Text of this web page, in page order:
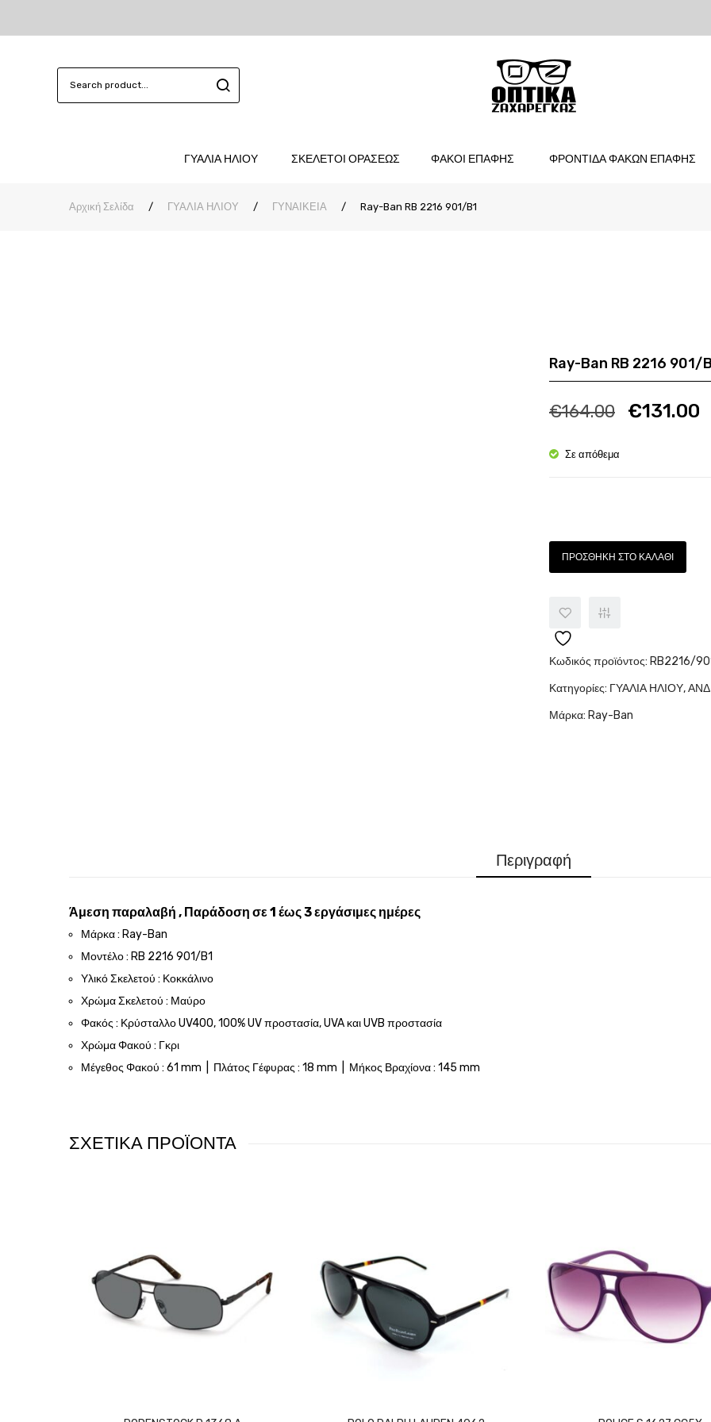
ΓΥΑΛΙΑ ΗΛΙΟΥ ΣΚΕΛΕΤΟΙ ΟΡΑΣΕΩΣ ΦΑΚΟΙ ΕΠΑΦΗΣ ΦΡΟΝΤΙΔΑ ΦΑΚΩΝ ΕΠΑΦΗΣ
Αρχική Σελίδα / ΓΥΑΛΙΑ ΗΛΙΟΥ / ΓΥΝΑΙΚΕΙΑ / Ray-Ban RB 2216 901/B1
Ray-Ban RB 2216 901/
€164.00 Ποσότητα
€131.00
Σε απόθεμα
ΠΡΟΣΘΉΚΗ ΣΤΟ ΚΑΛΆΘΙ
Κωδικός προϊόντος: RB2216/
Κατηγορίες: ΓΥΑΛΙΑ ΗΛΙΟΥ,
Μάρκα: Ray-Ban
Περιγραφή
Άμεση παραλαβή , Παράδοση σε 1 έως 3 εργάσιμες ημέρες
Μάρκα : Ray-Ban
Μοντέλο : RB 2216 901/B1
Υλικό Σκελετού : Κοκκάλινο
Χρώμα Σκελετού : Μαύρο
Φακός : Κρύσταλλο UV400, 100% UV προστασία, UVA και UVB προστασία
Χρώμα Φακού : Γκρι
Μέγεθος Φακού : 61 mm | Πλάτος Γέφυρας : 18 mm | Μήκος Βραχίονα : 145 mm
ΣΧΕΤΙΚΑ ΠΡΟΪΟΝΤΑ